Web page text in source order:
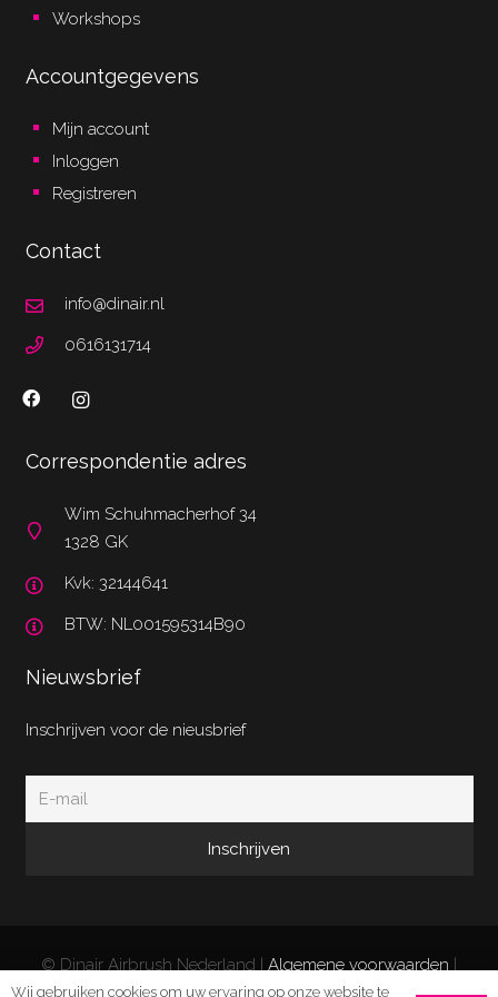
Workshops
Accountgegevens
Mijn account
Inloggen
Registreren
Contact
info@dinair.nl
0616131714
Correspondentie adres
Wim Schuhmacherhof 34
1328 GK
Kvk: 32144641
BTW: NL001595314B90
Nieuwsbrief
Inschrijven voor de nieusbrief
© Dinair Airbrush Nederland | Algemene voorwaarden |
Privacy Policy|Retourneren/klachten| Website door
Wij gebruiken cookies om uw ervaring op onze website te